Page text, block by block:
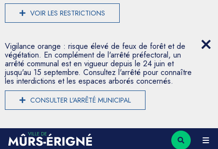
VOIR LES RESTRICTIONS
Vigilance orange : risque élevé de feux de forêt et de
végétation. En complément de l'arrêté préfectoral, un
arrêté communal est en vigueur depuis le 24 juin et
jusqu'au 15 septembre. Consultez l'arrêté pour connaître
les interdictions et les espaces arborés concernés.
CONSULTER L'ARRÊTÉ MUNICIPAL